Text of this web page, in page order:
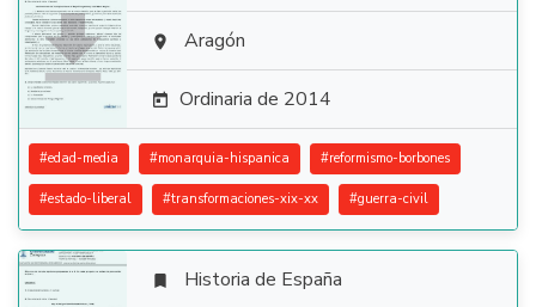
  Aragón
 Ordinaria de 2014
#edad-media #monarquia-hispanica #reformismo-borbones
#estado-liberal #transformaciones-xix-xx #guerra-civil
 Historia de España